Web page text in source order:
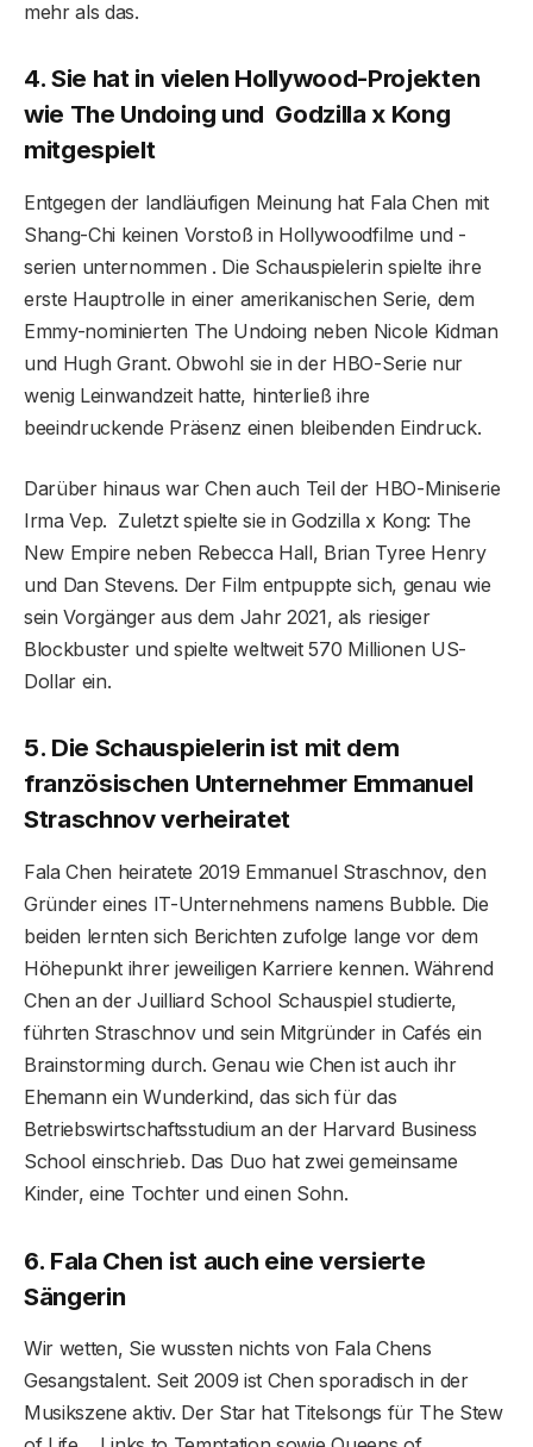
mehr als das.
4. Sie hat in vielen Hollywood-Projekten
wie The Undoing und Godzilla x Kong
mitgespielt
Entgegen der landläufigen Meinung hat Fala Chen mit
Shang-Chi keinen Vorstoß in Hollywoodfilme und -
serien unternommen . Die Schauspielerin spielte ihre
erste Hauptrolle in einer amerikanischen Serie, dem
Emmy-nominierten The Undoing neben Nicole Kidman
und Hugh Grant. Obwohl sie in der HBO-Serie nur
wenig Leinwandzeit hatte, hinterließ ihre
beeindruckende Präsenz einen bleibenden Eindruck.
Darüber hinaus war Chen auch Teil der HBO-Miniserie
Irma Vep. Zuletzt spielte sie in Godzilla x Kong: The
New Empire neben Rebecca Hall, Brian Tyree Henry
und Dan Stevens. Der Film entpuppte sich, genau wie
sein Vorgänger aus dem Jahr 2021, als riesiger
Blockbuster und spielte weltweit 570 Millionen US-
Dollar ein.
5. Die Schauspielerin ist mit dem
französischen Unternehmer Emmanuel
Straschnov verheiratet
Fala Chen heiratete 2019 Emmanuel Straschnov, den
Gründer eines IT-Unternehmens namens Bubble. Die
beiden lernten sich Berichten zufolge lange vor dem
Höhepunkt ihrer jeweiligen Karriere kennen. Während
Chen an der Juilliard School Schauspiel studierte,
führten Straschnov und sein Mitgründer in Cafés ein
Brainstorming durch. Genau wie Chen ist auch ihr
Ehemann ein Wunderkind, das sich für das
Betriebswirtschaftsstudium an der Harvard Business
School einschrieb. Das Duo hat zwei gemeinsame
Kinder, eine Tochter und einen Sohn.
6. Fala Chen ist auch eine versierte
Sängerin
Wir wetten, Sie wussten nichts von Fala Chens
Gesangstalent. Seit 2009 ist Chen sporadisch in der
Musikszene aktiv. Der Star hat Titelsongs für The Stew